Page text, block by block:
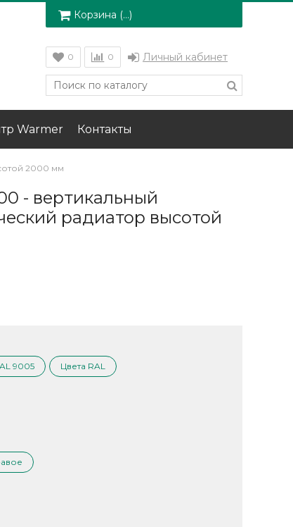
Корзина (…)
0 0 Личный кабинет
Warmer Контакты
2000 мм
- вертикальный
радиатор высотой
9005 Цвета RAL